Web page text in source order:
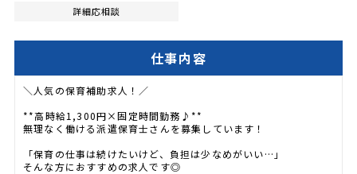
詳細応相談
仕事内容
＼人気の保育補助求人！／
**高時給1,300円×固定時間勤務♪**
無理なく働ける派遣保育士さんを募集しています！
「保育の仕事は続けたいけど、負担は少なめがいい…」
そんな方におすすめの求人です◎